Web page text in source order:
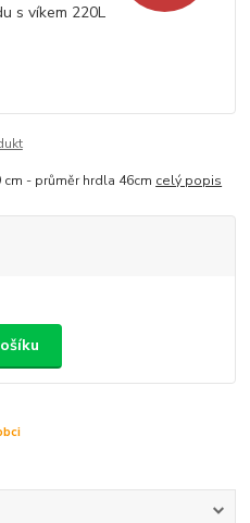
- průměr hrdla 46cm celý popis